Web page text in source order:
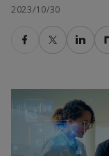
2023/10/30